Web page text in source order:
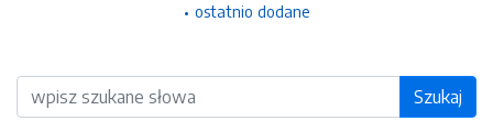
ostatnio dodane
Wyszukiwarka Szukaj